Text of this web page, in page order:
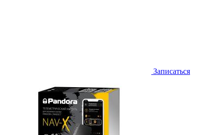
Записаться